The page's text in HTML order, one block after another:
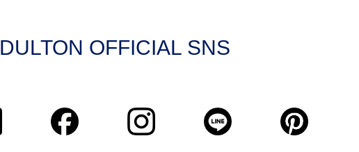
DULTON OFFICIAL SNS